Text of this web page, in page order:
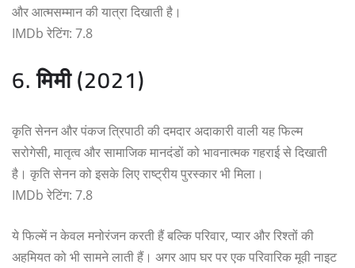
और आत्मसम्मान की यात्रा दिखाती है।
IMDb रेटिंग: 7.8
6. मिमी (2021)
कृति सेनन और पंकज त्रिपाठी की दमदार अदाकारी वाली यह फिल्म
सरोगेसी, मातृत्व और सामाजिक मानदंडों को भावनात्मक गहराई से दिखाती
है। कृति सेनन को इसके लिए राष्ट्रीय पुरस्कार भी मिला।
IMDb रेटिंग: 7.8
ये फिल्में न केवल मनोरंजन करती हैं बल्कि परिवार, प्यार और रिश्तों की
अहमियत को भी सामने लाती हैं। अगर आप घर पर एक परिवारिक मूवी नाइट